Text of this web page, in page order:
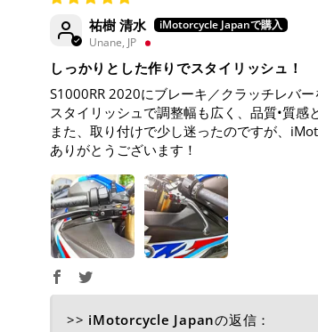
祐樹 清水
Unane, JP
しっかりとした作りでスタイリッシュ！
S1000RR 2020にブレーキ／クラッチレバー
スタイリッシュで調整幅も広く、品質•質感
また、取り付けで少し迷ったのですが、
ありがとうございます！
>> iMotorcycle Japanの返信：